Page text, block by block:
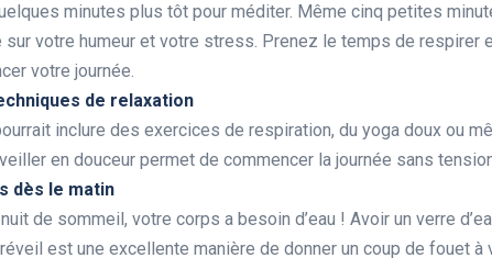
minutes plus tôt pour méditer. Même cinq petites
sur votre humeur et votre stress. Prenez le temps de respirer
votre journée.
de relaxation
inclure des exercices de respiration, du yoga doux ou
en douceur permet de commencer la journée sans
dès le matin
de sommeil, votre corps a besoin d’eau ! Avoir un verre
est une excellente manière de donner un coup de fouet à